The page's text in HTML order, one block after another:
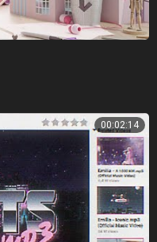
00:02:14